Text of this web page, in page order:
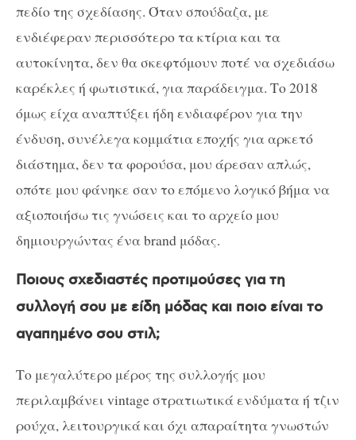
πεδίο της σχεδίασης. Όταν σπούδαζα, με
ενδιέφεραν περισσότερο τα κτίρια και τα
αυτοκίνητα, δεν θα σκεφτόμουν ποτέ να σχεδιάσω
καρέκλες ή φωτιστικά, για παράδειγμα. Το 2018
όμως είχα αναπτύξει ήδη ενδιαφέρον για την
ένδυση, συνέλεγα κομμάτια εποχής για αρκετό
διάστημα, δεν τα φορούσα, μου άρεσαν απλώς,
οπότε μου φάνηκε σαν το επόμενο λογικό βήμα να
αξιοποιήσω τις γνώσεις και το αρχείο μου
δημιουργώντας έναbrand μόδας.
Ποιους σχεδιαστές προτιμούσες για τη
συλλογή σου με είδη μόδας και ποιο είναι το
αγαπημένο σου στιλ;
Το μεγαλύτερο μέρος της συλλογής μου
περιλαμβάνει vintage στρατιωτικά ενδύματα ή τζιν
ρούχα, λειτουργικά και όχι απαραίτητα γνωστών